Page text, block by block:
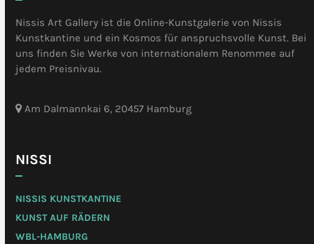
Nissis Art Gallery ist die Online-Kunstgalerie von Nissis
Kunstkantine und ein Kosmos für anspruchsvolle Kunst. Bei
uns finden Sie Werke von internationalem Renommee auf
jedem Preisnivau.
Am Dalmannkai 6, 20457 Hamburg
NISSI
NISSIS KUNSTKANTINE
KUNST AUF RÄDERN
WBL-HAMBURG